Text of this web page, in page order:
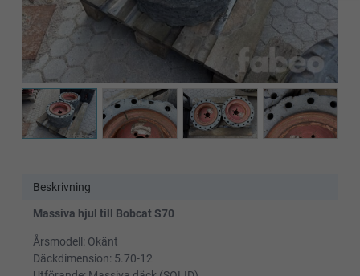
Beskrivning
Massiva hjul till Bobcat S70
Årsmodell: Okänt
Däckdimension: 5.70-12